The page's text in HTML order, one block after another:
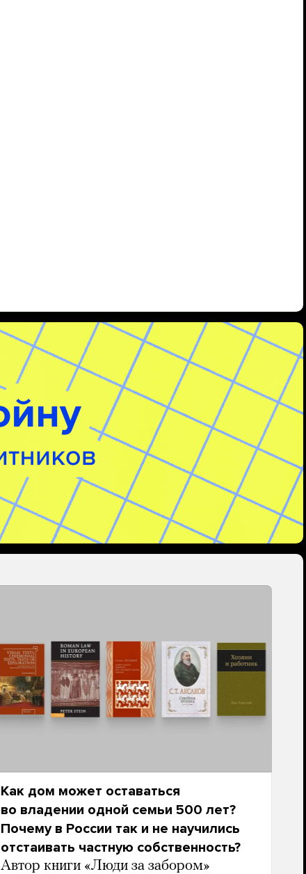
Как дом может оставаться
во владении одной семьи 500 лет?
Почему в России так и не научились
отстаивать частную собственность?
Автор книги «Люди за забором»